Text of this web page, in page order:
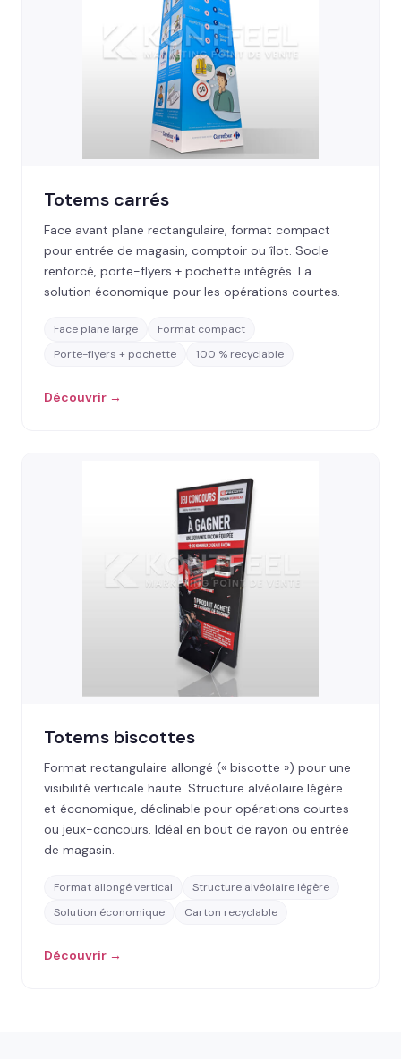
Totems carrés
Face avant plane rectangulaire, format compact
pour entrée de magasin, comptoir ou îlot. Socle
renforcé, porte-flyers + pochette intégrés. La
solution économique pour les opérations courtes.
Face plane large
Format compact
Porte-flyers + pochette
100 % recyclable
Découvrir →
Totems biscottes
Format rectangulaire allongé (« biscotte ») pour une
visibilité verticale haute. Structure alvéolaire légère
et économique, déclinable pour opérations courtes
ou jeux-concours. Idéal en bout de rayon ou entrée
de magasin.
Format allongé vertical
Structure alvéolaire légère
Solution économique
Carton recyclable
Découvrir →